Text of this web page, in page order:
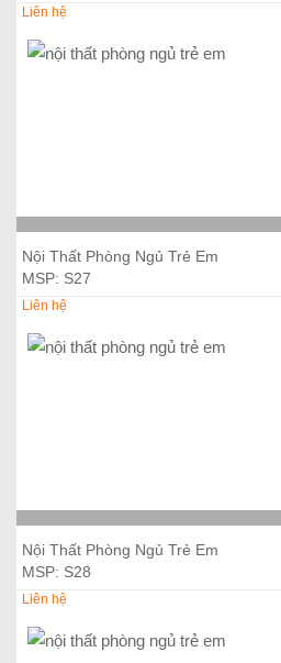
Liên hệ
Thêm vào
Nội Thất Phòng Ngủ Trẻ Em
MSP: S27
Liên hệ
Thêm vào
Nội Thất Phòng Ngủ Trẻ Em
MSP: S28
Liên hệ